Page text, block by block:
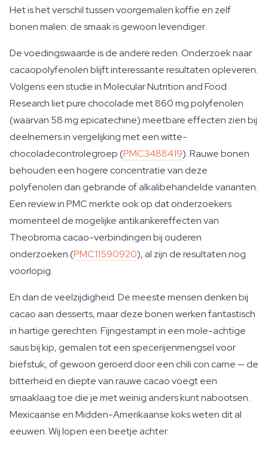
Het is het verschil tussen voorgemalen koffie en zelf
bonen malen: de smaak is gewoon levendiger.
De voedingswaarde is de andere reden. Onderzoek naar
cacaopolyfenolen blijft interessante resultaten opleveren.
Volgens een studie inMolecular Nutrition and Food
Researchliet pure chocolade met 860 mg polyfenolen
(waarvan 58 mg epicatechine) meetbare effecten zien bij
deelnemers in vergelijking met een witte-
chocoladecontrolegroep (PMC3488419). Rauwe bonen
behouden een hogere concentratie van deze
polyfenolen dan gebrande of alkalibehandelde varianten.
Een review inPMCmerkte ook op dat onderzoekers
momenteel de mogelijke antikankereffecten van
Theobroma cacao-verbindingen bij ouderen
onderzoeken (PMC11590920), al zijn de resultaten nog
voorlopig.
En dan de veelzijdigheid. De meeste mensen denken bij
cacao aan desserts, maar deze bonen werken fantastisch
in hartige gerechten. Fijngestampt in een mole-achtige
saus bij kip, gemalen tot een specerijenmengsel voor
biefstuk, of gewoon geroerd door een chili con carne — de
bitterheid en diepte van rauwe cacao voegt een
smaaklaag toe die je met weinig anders kunt nabootsen.
Mexicaanse en Midden-Amerikaanse koks weten dit al
eeuwen. Wij lopen een beetje achter.